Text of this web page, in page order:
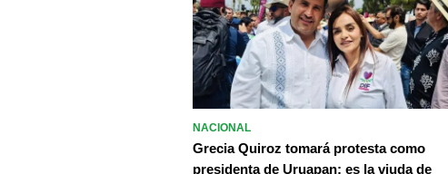
NACIONAL
Grecia Quiroz tomará protesta como
presidenta de Uruapan; es la viuda de